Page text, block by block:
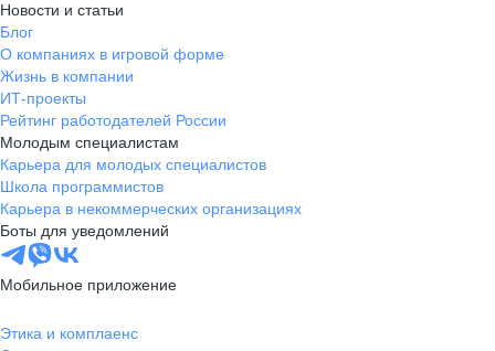
Новости и статьи
Блог
О компаниях в игровой форме
Жизнь в компании
ИТ-проекты
Рейтинг работодателей России
Молодым специалистам
Карьера для молодых специалистов
Школа программистов
Карьера в некоммерческих организациях
Боты для уведомлений
Мобильное приложение
Этика и комплаенс